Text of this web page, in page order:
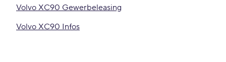
Volvo XC90 Gewerbeleasing
Volvo XC90 Infos